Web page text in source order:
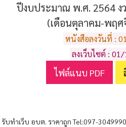
ปีงบประมาณ พ.ศ. 2564 ง
(เดือนตุลาคม-พฤศ
หนังสือลงวันที่ :
ลงเว็บไซต์ :
ไฟล์แนบ PDF
รับทำเว็บ อบต. ราคาถูก Tel:097-